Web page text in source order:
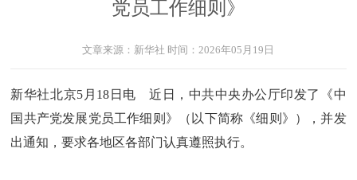
党员工作细则》
文章来源： 新华社 时间： 2026年05月19日
新华社北京5月18日电 近日，中共中央办公厅印发了《中
国共产党发展党员工作细则》（以下简称《细则》），并发
出通知，要求各地区各部门认真遵照执行。